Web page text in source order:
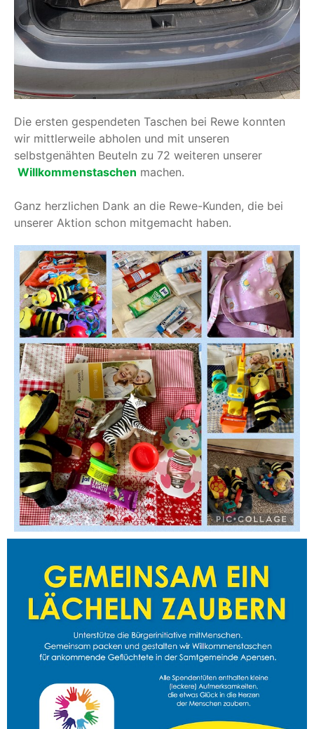
Die ersten gespendeten Taschen bei Rewe konnten
wir mittlerweile abholen und mit unseren
selbstgenähten Beuteln zu 72 weiteren unserer
Willkommenstaschen machen.
Ganz herzlichen Dank an die Rewe-Kunden, die bei
unserer Aktion schon mitgemacht haben.